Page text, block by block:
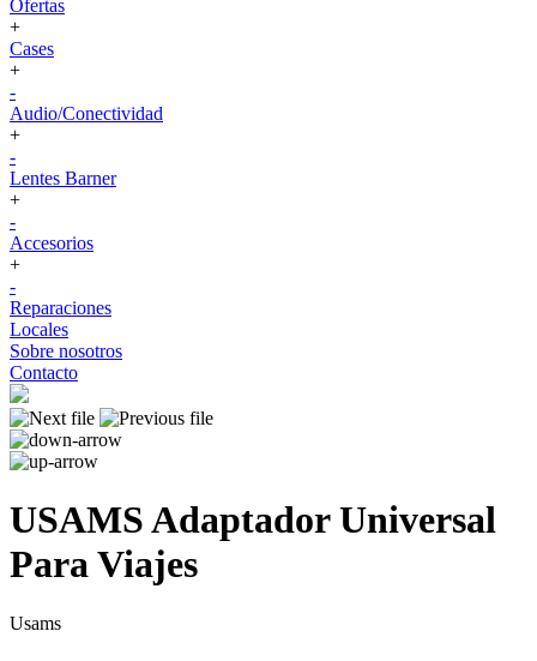
Ofertas
+
Cases
+
-
Audio/Conectividad
+
-
Lentes Barner
+
-
Accesorios
+
-
Reparaciones
Locales
Sobre nosotros
Contacto
USAMS Adaptador Universal
Para Viajes
Usams